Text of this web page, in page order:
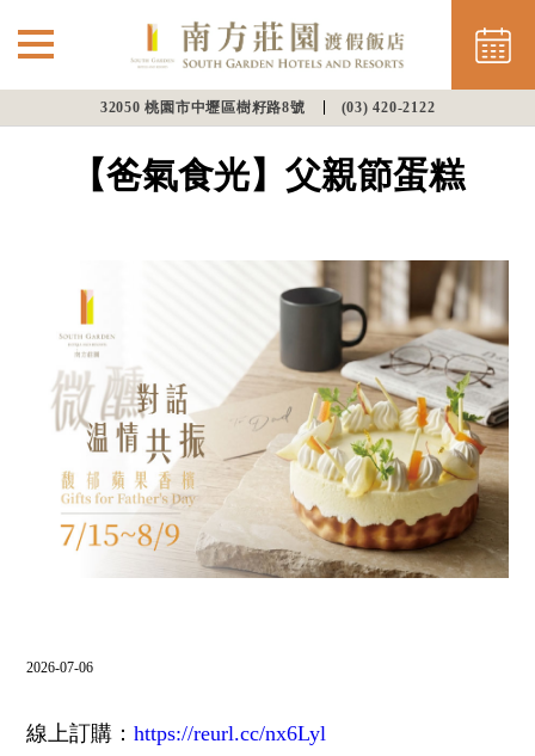
32050 桃園市中壢區樹籽路8號 (03) 420-2122
最新消息 ⌵
餐飲美饌
會議渡假
幸福婚宴
飯店設施
【爸氣食光】父親節蛋糕
2026-07-06
線上訂購：https://reurl.cc/nx6Lyl